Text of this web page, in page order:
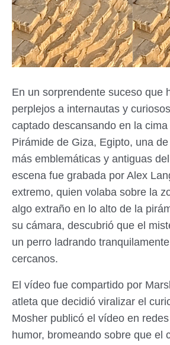
En un sorprendente suceso que
perplejos a internautas y
captado descansando en la
Pirámide de Giza, Egipto, una
más emblemáticas y antiguas
escena fue grabada por Alex
extremo, quien volaba sobre la
algo extraño en lo alto de la
su cámara, descubrió que el
un perro ladrando
cercanos.
El vídeo fue compartido por
atleta que decidió viralizar el
Mosher publicó el vídeo en
humor, bromeando sobre que el